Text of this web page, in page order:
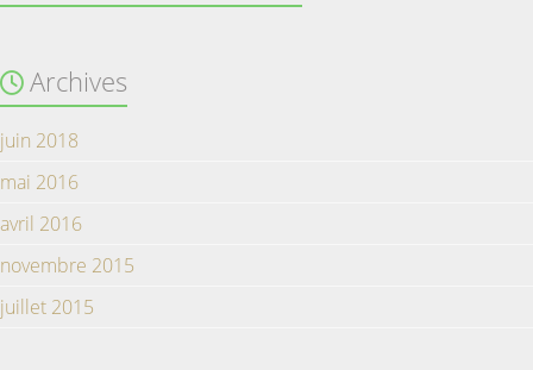
Archives
juin 2018
mai 2016
avril 2016
novembre 2015
juillet 2015